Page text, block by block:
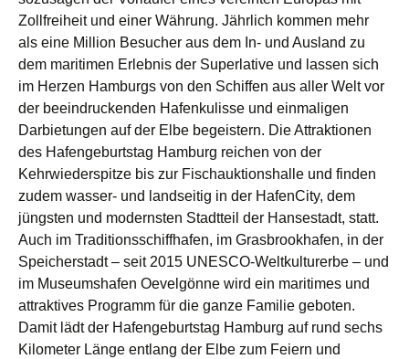
Zollfreiheit und einer Währung. Jährlich kommen mehr
als eine Million Besucher aus dem In- und Ausland zu
dem maritimen Erlebnis der Superlative und lassen sich
im Herzen Hamburgs von den Schiffen aus aller Welt vor
der beeindruckenden Hafenkulisse und einmaligen
Darbietungen auf der Elbe begeistern. Die Attraktionen
des Hafengeburtstag Hamburg reichen von der
Kehrwiederspitze bis zur Fischauktionshalle und finden
zudem wasser- und landseitig in der HafenCity, dem
jüngsten und modernsten Stadtteil der Hansestadt, statt.
Auch im Traditionsschiffhafen, im Grasbrookhafen, in der
Speicherstadt – seit 2015 UNESCO-Weltkulturerbe – und
im Museumshafen Oevelgönne wird ein maritimes und
attraktives Programm für die ganze Familie geboten.
Damit lädt der Hafengeburtstag Hamburg auf rund sechs
Kilometer Länge entlang der Elbe zum Feiern und